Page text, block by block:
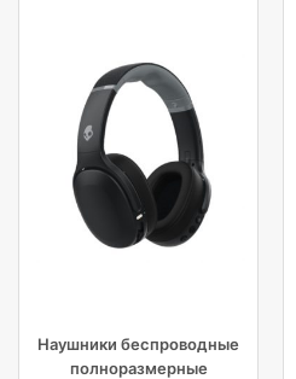
Наушники беспроводные
полноразмерные